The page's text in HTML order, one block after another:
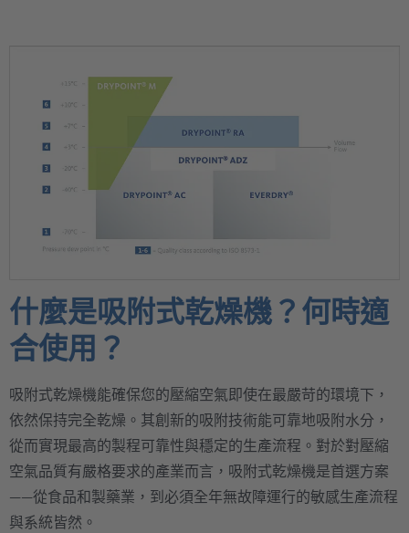
什麼是吸附式乾燥機？何時適
合使用？
吸附式乾燥機能確保您的壓縮空氣即使在最嚴苛的環境下，
依然保持完全乾燥。其創新的吸附技術能可靠地吸附水分，
從而實現最高的製程可靠性與穩定的生產流程。對於對壓縮
空氣品質有嚴格要求的產業而言，吸附式乾燥機是首選方案
——從食品和製藥業，到必須全年無故障運行的敏感生產流程
與系統皆然。